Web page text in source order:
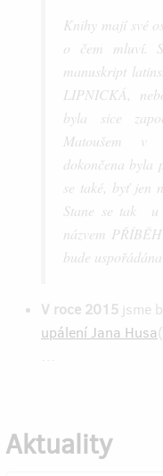
Knihy mají své
o čem mluví.
manuskript
LIPNICKÁ,
byla sice
Matoušem v
dokončena byla
se také, byť jen
Stane se tak u
názvem
bude
V roce 2015 jsme
upálení Jana Husa
…
Aktuality